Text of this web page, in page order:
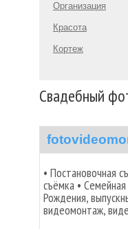
Организация
Красота
Кортеж
Свадебный
• Постановочная
съёмка •
Рождения,
видеомонтаж,